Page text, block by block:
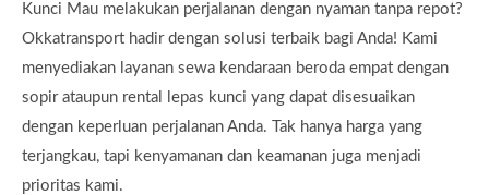
Kunci Mau melakukan perjalanan dengan nyaman tanpa repot?
Okkatransport hadir dengan solusi terbaik bagi Anda! Kami
menyediakan layanan sewa kendaraan beroda empat dengan
sopir ataupun rental lepas kunci yang dapat disesuaikan
dengan keperluan perjalanan Anda. Tak hanya harga yang
terjangkau, tapi kenyamanan dan keamanan juga menjadi
prioritas kami.